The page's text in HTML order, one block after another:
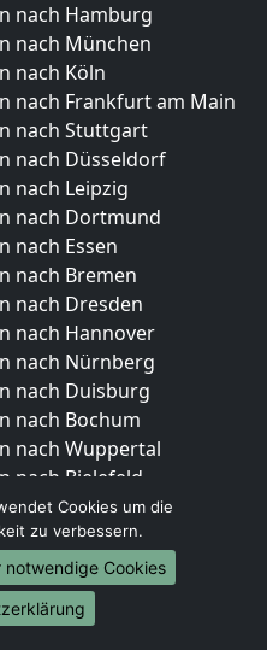
nach Hamburg
nach München
nach Köln
nach Frankfurt am Main
nach Stuttgart
nach Düsseldorf
nach Leipzig
nach Dortmund
nach Essen
nach Bremen
nach Dresden
nach Hannover
nach Nürnberg
nach Duisburg
nach Bochum
nach Wuppertal
nach Bielefeld
nach Bonn
nach Münster
nach Brasilien
Cookies um die
zu verbessern.
notwendige Cookies